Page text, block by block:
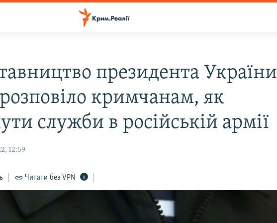
президента України
кримчанам, як
служби в російській армії
12:59
Читати без VPN